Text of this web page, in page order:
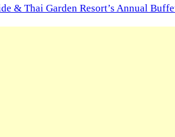
& Thai Garden Resort’s Annual